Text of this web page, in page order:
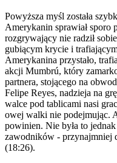
Powyższa myśl została
Amerykanin sprawiał sporo
rozgrywający nie radził
gubiącym krycie i
Amerykanina przystało,
akcji Mumbrú, który
partnera, stojącego na
Felipe Reyes, nadzieja na
walce pod tablicami nasi
owej walki nie podejmując.
powinien. Nie była to
zawodników - przynajmniej
(18:26).